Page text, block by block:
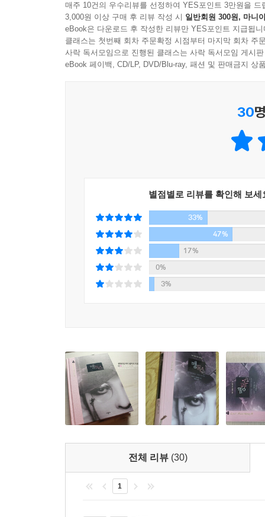
의식과 인생의 희극을 담는 플롯의 구현은 다
1970년대까지 활동했던 애거서 크리스티였으
연구에 매진하지 않았다면 아마 ‘범죄의 여왕’이
독설과 로맨스,
1930년에 발표된 《맹독(Strong Poison)》은 삭
목격할 수 있다. 평생 독신으로 살 것 같은 피터
사건에 뛰어든다. 독살과 로맨스라는 이 극단
《맹독》이 갖는 또 하나의 중요성은 해리엇 베
작가 자신의 분신으로, 베인은 세이어즈와 마
베인의 보헤미안적 관계는 작가의 경험이 투영
인물로 표현된다. 그러나 후속작에서 베인은
시리즈를 기다리는 독자에게 새로운 즐거움이 될
또한 《맹독》에는 작가의 여성주의 관점이 명확
도로시 세이어즈는 진정한 최고이다. ---시카고 데
매주 10건의 우수리뷰를 선정하여 YES포인트 3만원을 드
3,000원 이상 구매 후 리뷰 작성 시 일반회원 300원, 마니
eBook은 다운로드 후 작성한 리뷰만 YES포인트 지급됩니
클래스는 첫번째 회차 주문확정 시점부터 마지막 회차 주
사락 독서모임으로 진행된 클래스는 사락 독서모임 게시
eBook 페이백, CD/LP, DVD/Blu-ray, 패션 및 판매금지 상
30
별점별로 리뷰를 확인해 보세
33%
47%
17%
0%
3%
전체 리뷰 (30)
1